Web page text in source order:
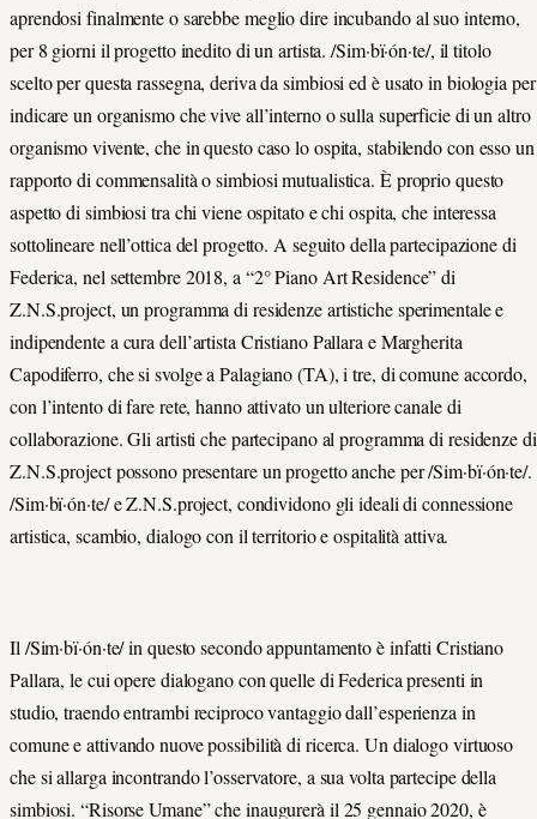
aprendosi finalmente o sarebbe meglio dire incubando al suo interno,
per 8 giorni il progetto inedito di un artista. /Sim·bï·ón·te/, il titolo
scelto per questa rassegna, deriva da simbiosi ed è usato in biologia per
indicare un organismo che vive all’interno o sulla superficie di un altro
organismo vivente, che in questo caso lo ospita, stabilendo con esso un
rapporto di commensalità o simbiosi mutualistica. È proprio questo
aspetto di simbiosi tra chi viene ospitato e chi ospita, che interessa
sottolineare nell’ottica del progetto. A seguito della partecipazione di
Federica, nel settembre 2018, a “2° Piano Art Residence” di
Z.N.S.project, un programma di residenze artistiche sperimentale e
indipendente a cura dell’artista Cristiano Pallara e Margherita
Capodiferro, che si svolge a Palagiano (TA), i tre, di comune accordo,
con l’intento di fare rete, hanno attivato un ulteriore canale di
collaborazione. Gli artisti che partecipano al programma di residenze di
Z.N.S.project possono presentare un progetto anche per /Sim·bï·ón·te/.
/Sim·bï·ón·te/ e Z.N.S.project, condividono gli ideali di connessione
artistica, scambio, dialogo con il territorio e ospitalità attiva.
Il /Sim·bï·ón·te/ in questo secondo appuntamento è infatti Cristiano
Pallara, le cui opere dialogano con quelle di Federica presenti in
studio, traendo entrambi reciproco vantaggio dall’esperienza in
comune e attivando nuove possibilità di ricerca. Un dialogo virtuoso
che si allarga incontrando l’osservatore, a sua volta partecipe della
simbiosi. “Risorse Umane” che inaugurerà il 25 gennaio 2020, è